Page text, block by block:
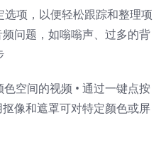
项，以便轻松跟踪和整理项
问题，如嗡嗡声、过多的背
空间的视频 • 通过一键点按
抠像和遮罩可对特定颜色或屏